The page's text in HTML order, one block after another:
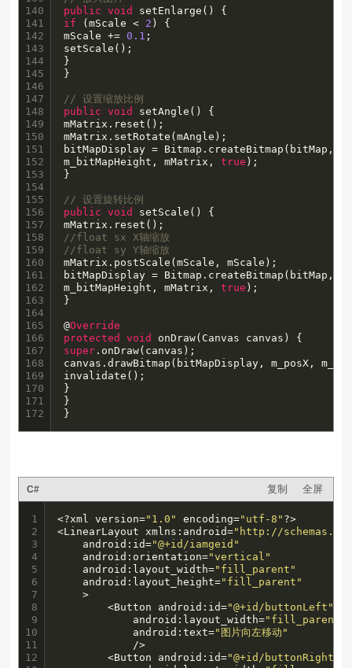
140
141
142
143
144
145
146
147
148
149
150
151
152
153
154
155
156
157
158
159
160
161
162
163
164
165
166
167
168
169
170
171
172
public
void
if (mScale < 2 ) {
mScale += 0.1 ;
setScale();
}
}
// 设置缩放比例
public
void
setAngle() {
mMatrix.reset();
mMatrix.setRotate(mAngle);
bitMapDisplay = Bitmap.createBitmap(bitMap,
m_bitMapHeight, mMatrix, true );
}
// 设置旋转比例
public
void
setScale() {
//float sx X轴缩放
//float sy Y轴缩放
mMatrix.postScale(mScale, mScale);
bitMapDisplay = Bitmap.createBitmap(bitMap,
m_bitMapHeight, mMatrix, true );
}
@Override
protected
void
super .onDraw(canvas);
canvas.drawBitmap(bitMapDisplay, m_posX,
invalidate();
}
}
}
C# 复制 全屏
1
2
3
4
5
6
7
8
9
10
11
12
<?xml version="1.0" encoding="utf-8" ?>
<LinearLayout xmlns:android="http://
	android:id=
"@+id/iamgeid"
    android:orientation=
"vertical"
    android:layout_width=
"fill_parent"
    android:layout_height=
"fill_parent"
    >
        <Button android:id=
"@+id/buttonLeft"
            android:layout_width=
"fill_parent"
            android:text=
"图片向左移动"
            />
        <Button android:id=
"@+id/buttonRight"